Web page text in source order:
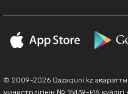
© 2009-2026 Qazaquni.kz
министрлігінің № 15439-ИА куәлігі